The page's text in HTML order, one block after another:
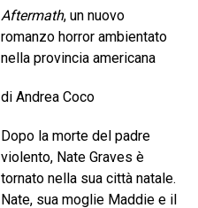
Aftermath, un nuovo
romanzo horror ambientato
nella provincia americana
di Andrea Coco
Dopo la morte del padre
violento, Nate Graves è
tornato nella sua città natale.
Nate, sua moglie Maddie e il